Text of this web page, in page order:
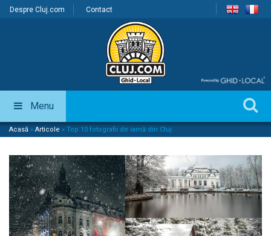
Despre Cluj.com Contact
Menu
Acasă » Articole » Top 10 fotografii de iarnă din Cluj